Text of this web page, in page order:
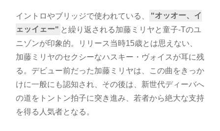
イントロやブリッジで使われている、
オッオー、イ
ェッイェー
と繰り返される加藤ミリヤと童子-Tのユ
ニゾンが印象的。リリース当時15歳とは思えない、
加藤ミリヤのセクシーなハスキー・ヴォイスが耳に残
る。デビュー前だった加藤ミリヤは、この曲をきっか
けに一般にも認知され、その後は、新世代ディーバへ
の道をトントン拍子に突き進み、若者から絶大な支持
を得る人気者となる。